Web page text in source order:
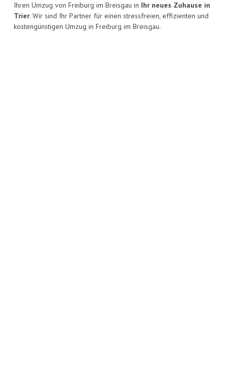
Ihren Umzug von Freiburg im Breisgau in Ihr neues Zuhause in
Trier. Wir sind Ihr Partner für einen stressfreien, effizienten und
kostengünstigen Umzug in Freiburg im Breisgau.